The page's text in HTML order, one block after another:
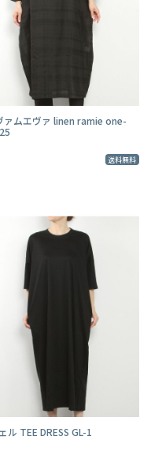
ァムエヴァ linen ramie one-
送料無料
ル TEE DRESS GL-1